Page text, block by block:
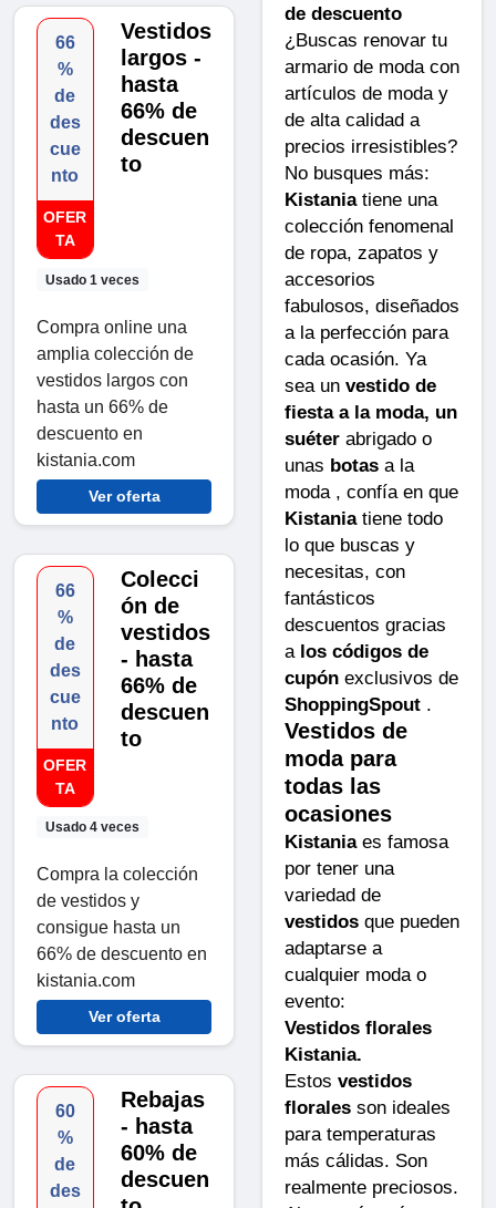
66
%
de
des
cue
nto
OFER
TA
Usado 1 veces
Vestidos
largos -
hasta
66% de
descuen
to
Compra online una
amplia colección de
vestidos largos con
hasta un 66% de
descuento en
kistania.com
Ver oferta
66
%
de
des
cue
nto
OFER
TA
Usado 4 veces
Colecci
ón de
vestidos
- hasta
66% de
descuen
to
Compra la colección
de vestidos y
consigue hasta un
66% de descuento en
kistania.com
Ver oferta
60
%
de
des
Rebajas
- hasta
60% de
descuen
de descuento
¿Buscas renovar tu
armario de moda con
artículos de moda y
de alta calidad a
precios irresistibles?
No busques más:
Kistaniatiene una
colección fenomenal
de ropa, zapatos y
accesorios
fabulosos, diseñados
a la perfección para
cada ocasión. Ya
sea un vestido de
fiesta a la moda, un
suéter abrigado o
unas botas a la
moda , confía en que
Kistaniatiene todo
lo que buscas y
necesitas, con
fantásticos
descuentos gracias
a los códigos de
cupón exclusivos de
ShoppingSpout .
Vestidos de
moda para
todas las
ocasiones
Kistaniaes famosa
por tener una
variedad de
vestidos que pueden
adaptarse a
cualquier moda o
evento:
Vestidos florales
Kistania.
Estos vestidos
florales son ideales
para temperaturas
más cálidas. Son
realmente preciosos.